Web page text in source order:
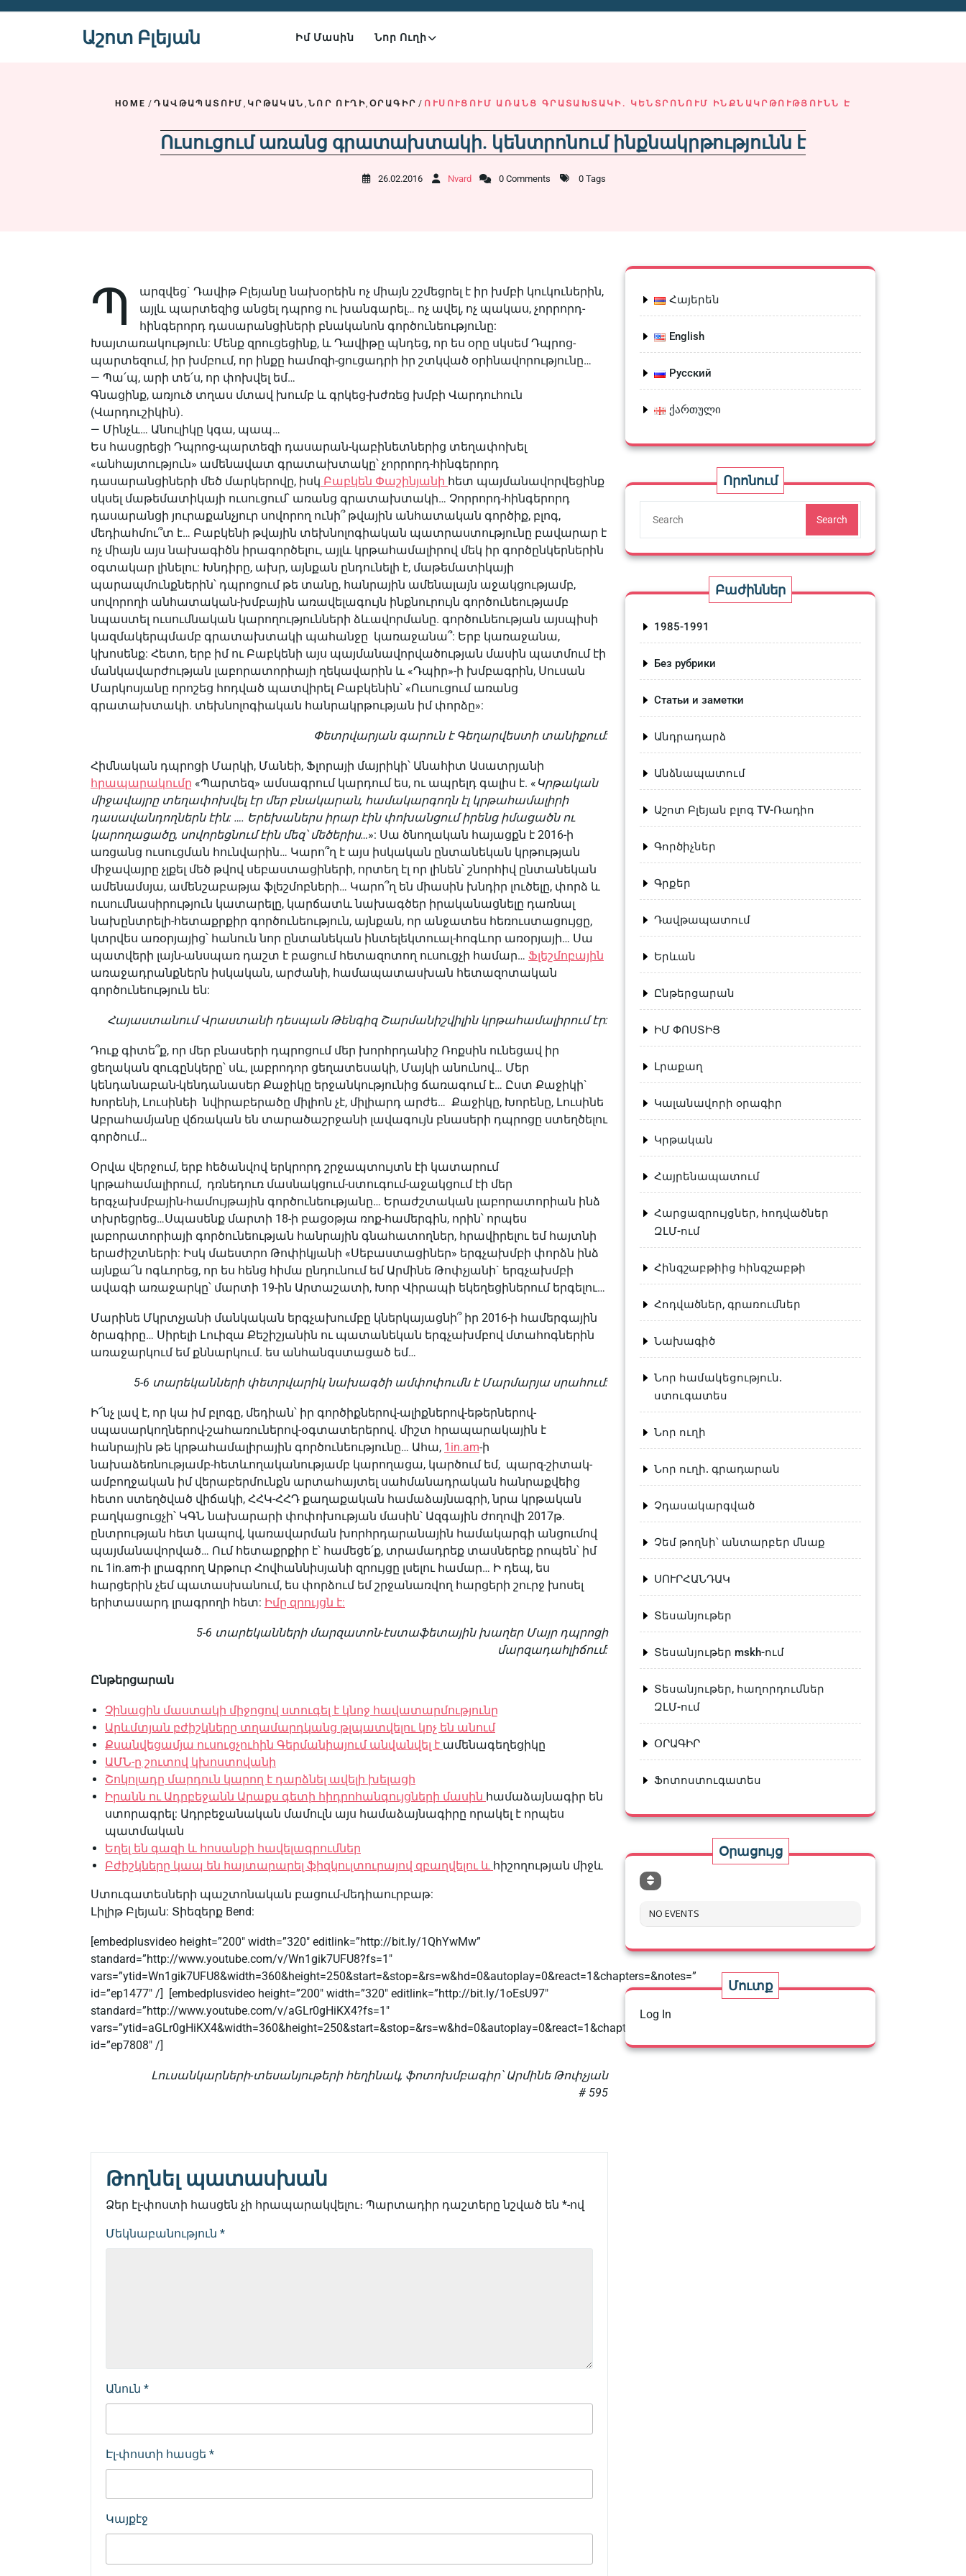
Աշոտ Բլեյան Իմ Մասին Նոր Ուղի
HOME /ԴԱՎԹԱՊԱՏՈՒՄ , ԿՐԹԱԿԱՆ , ՆՈՐ ՈՒՂԻ, ՕՐԱԳԻՐ / ՈՒՍՈՒՑՈՒՄ ԱՌԱՆՑ ԳՐԱՏԱԽՏԱԿԻ. ԿԵՆՏՐՈՆՈՒՄ ԻՆՔՆԱԿՐԹՈՒԹՅՈՒՆՆ Է
Ուսուցում առանց գրատախտակի. կենտրոնում ինքնակրթությունն է
26.02.2016 Nvard 0 Comments 0 Tags
Պ
արզվեց` Դավիթ Բլեյանը նախօրեին ոչ միայն շշմեցրել է իր խմբի կուկուներին,
այլև պարտեզից անցել դպրոց ու խանգարել… ոչ ավել, ոչ պակաս, չորրորդ-
հինգերորդ դասարանցիների բնականոն գործունեությունը:
Խայտառակություն: Մենք զրուցեցինք, և Դավիթը պնդեց, որ ես օրը սկսեմ Դպրոց-
պարտեզում, իր խմբում, որ ինքը համոզի-ցուցադրի իր շտկված օրինավորությունը…
— Պա՛պ, արի տե՛ս, որ փոխվել եմ…
Գնացինք, առյուծ տղաս մտավ խումբ և գրկեց-խժռեց խմբի Վարդուհուն
(Վարդուշիկին).
— Մինչև… Անուլիկը կգա, պապ…
Ես հասցրեցի Դպրոց-պարտեզի դասարան-կաբինետներից տեղափոխել
«անհայտություն» ամենավատ գրատախտակը՝ չորրորդ-հինգերորդ
դասարանցիների մեծ մարկերովը, իսկ Բաբկեն Փաշինյանի հետ պայմանավորվեցինք
սկսել մաթեմատիկայի ուսուցում՝ առանց գրատախտակի… Չորրորդ-հինգերորդ
դասարանցի յուրաքանչյուր սովորող ունի՞ թվային անհատական գործիք, բլոգ,
մեդիահմու՞տ է… Բաբկենի թվային տեխնոլոգիական պատրաստությունը բավարար է
ոչ միայն այս նախագիծն իրագործելու, այլև կրթահամալիրով մեկ իր գործընկերներին
օգտակար լինելու: Խնդիրը, ախր, այնքան ընդունելի է, մաթեմատիկայի
պարապմունքներին՝ դպրոցում թե տանը, հանրային ամենալայն աջակցությամբ,
սովորողի անհատական-խմբային առավելագույն ինքնուրույն գործունեությամբ
նպաստել ուսումնական կարողությունների ձևավորմանը. գործունեության այսպիսի
կազմակերպմամբ գրատախտակի պահանջը կառաջանա՞: Երբ կառաջանա,
կխոսենք: Հետո, երբ իմ ու Բաբկենի այս պայմանավորվածության մասին պատմում էի
մանկավարժության լաբորատորիայի ղեկավարին և «Դպիր»-ի խմբագրին, Սուսան
Մարկոսյանը որոշեց հոդված պատվիրել Բաբկենին՝ «Ուսուցում առանց
գրատախտակի. տեխնոլոգիական հանրակրթության իմ փորձը»:
Փետրվարյան գարուն է Գեղարվեստի տանիքում:
Հիմնական դպրոցի Մարկի, Մանեի, Ֆլորայի մայրիկի՝ Անահիտ Ասատրյանի
հրապարակումը «Պարտեզ» ամսագրում կարդում ես, ու ապրելդ գալիս է. « Կրթական
միջավայրը տեղափոխվել էր մեր բնակարան, համակարգողն էլ կրթահամալիրի
դասավանդողներն էին: …. Երեխաներս իրար էին փոխանցում իրենց իմացածն ու
կարողացածը, սովորեցնում էին մեզ՝ մեծերիս…»: Սա ծնողական հայացքն է 2016-ի
առցանց ուսուցման հունվարին… Կարո՞ղ է այս իսկական ընտանեկան կրթության
միջավայրը չլքել մեծ թվով սեբաստացիների, որտեղ էլ որ լինեն՝ շնորհիվ ընտանեկան
ամենամսյա, ամենշաբաթյա ֆլեշմոբների… Կարո՞ղ են միասին խնդիր լուծելը, փորձ և
ուսումնասիրություն կատարելը, կարճատև նախագծեր իրականացնելը դառնալ
նախընտրելի-հետաքրքիր գործունեություն, այնքան, որ անջատես հեռուստացույցը,
կտրվես առօրյայից՝ հանուն նոր ընտանեկան ինտելեկտուալ-հոգևոր առօրյայի… Սա
պատվերի լայն-անսպառ դաշտ է բացում հետազոտող ուսուցչի համար… Ֆլեշմոբային
առաջադրանքներն իսկական, արժանի, համապատասխան հետազոտական
գործունեություն են:
Հայաստանում Վրաստանի դեսպան Թենգիզ Շարմանիշվիլին կրթահամալիրում էր:
Դուք գիտե՞ք, որ մեր բնասերի դպրոցում մեր խորհրդանիշ Ռոքսին ունեցավ իր
ցեղական զուգընկերը՝ սև, լաբրոդոր ցեղատեսակի, Մայկի անունով… Մեր
կենդանաբան-կենդանասեր Քաջիկը երջանկությունից ճառագում է… Ըստ Քաջիկի`
Խորենի, Լուսինեի նվիրաբերածը միլիոն չէ, միլիարդ արժե… Քաջիկը, Խորենը, Լուսինե
Աբրահամյանը վճռական են տարածաշրջանի լավագույն բնասերի դպրոցը ստեղծելու
գործում…
Օրվա վերջում, երբ հեծանվով երկրորդ շրջապտույտն էի կատարում
կրթահամալիրում, դռնեդուռ մասնակցում-ստուգում-աջակցում էի մեր
երգչախմբային-համույթային գործունեությանը… Երաժշտական լաբորատորիան ինձ
տխրեցրեց…Սպասենք մարտի 18-ի բացօթյա ռոք-համերգին, որին՝ որպես
լաբորատորիայի գործունեության հանրային գնահատողներ, հրավիրելու եմ հայտնի
երաժիշտների: Իսկ մաեստրո Թոփիկյանի «Սեբաստացիներ» երգչախմբի փորձն ինձ
այնքա՜ն ոգևորեց, որ ես հենց հիմա ընդունում եմ Արմինե Թոփչյանի` երգչախմբի
ավագի առաջարկը՝ մարտի 19-ին Արտաշատի, Խոր Վիրապի եկեղեցիներում երգելու…
Մարինե Մկրտչյանի մանկական երգչախումբը կներկայացնի՞ իր 2016-ի համերգային
ծրագիրը… Սիրելի Լուիզա Քեշիշյանին ու պատանեկան երգչախմբով մտահոգներին
առաջարկում եմ քննարկում. ես անհանգստացած եմ…
5-6 տարեկանների փետրվարիկ նախագծի ամփոփումն է Մարմարյա սրահում:
Ի՜նչ լավ է, որ կա իմ բլոգը, մեդիան՝ իր գործիքներով-ալիքներով-եթերներով-
սպասարկողներով-շահառուներով-օգտատերերով. միշտ հրապարակային է
հանրային թե կրթահամալիրային գործունեությունը… Ահա, 1in.am-ի
նախաձեռնությամբ-հետևողականությամբ կարողացա, կարծում եմ, պարզ-շիտակ-
ամբողջական իմ վերաբերմունքն արտահայտել սահմանադրական հանրաքվեից
հետո ստեղծված վիճակի, ՀՀԿ-ՀՀԴ քաղաքական համաձայնագրի, նրա կրթական
բաղկացուցչի՝ ԿԳՆ նախարարի փոփոխության մասին՝ Ազգային ժողովի 2017թ.
ընտրության հետ կապով, կառավարման խորհրդարանային համակարգի անցումով
պայմանավորված… Ում հետաքրքիր է՝ համեցե՛ք, տրամադրեք տասներեք րոպեն՝ իմ
ու 1in.am-ի լրագրող Արթուր Հովհաննիսյանի զրույցը լսելու համար… Ի դեպ, ես
հարցերին չեմ պատասխանում, ես փորձում եմ շրջանառվող հարցերի շուրջ խոսել
երիտասարդ լրագրողի հետ: Իմը զրույցն է:
5-6 տարեկանների մարզատոն-էստաֆետային խաղեր Մայր դպրոցի
մարզադահլիճում:
Ընթերցարան
Չինացին մաստակի միջոցով ստուգել է կնոջ հավատարմությունը
Արևմտյան բժիշկները տղամարդկանց թլպատվելու կոչ են անում
Քսանվեցամյա ուսուցչուհին Գերմանիայում անվանվել է ամենագեղեցիկը
ԱՄՆ-ը շուտով կխոստովանի
Շոկոլադը մարդուն կարող է դարձնել ավելի խելացի
Իրանն ու Ադրբեջանն Արաքս գետի հիդրոհանգույցների մասին համաձայնագիր են
ստորագրել: Ադրբեջանական մամուլն այս համաձայնագիրը որակել է որպես
պատմական
Եղել են գազի և հոսանքի հավելագրումներ
Բժիշկները կապ են հայտարարել ֆիզկուլտուրայով զբաղվելու և հիշողության միջև
Ստուգատեսների պաշտոնական բացում-մեդիաուրբաթ:
Լիլիթ Բլեյան: Տիեզերք Bend:
[embedplusvideo height=”200″ width=”320″ editlink=”http://bit.ly/1QhYwMw”
standard=”http://www.youtube.com/v/Wn1gik7UFU8?fs=1″
vars=”ytid=Wn1gik7UFU8&width=360&height=250&start=&stop=&rs=w&hd=0&autoplay=0&react=1&chapters=&notes=”
id=”ep1477″ /] [embedplusvideo height=”200″ width=”320″ editlink=”http://bit.ly/1oEsU97″
standard=”http://www.youtube.com/v/aGLr0gHiKX4?fs=1″
vars=”ytid=aGLr0gHiKX4&width=360&height=250&start=&stop=&rs=w&hd=0&autoplay=0&react=1&chapters=&notes=”
id=”ep7808″ /]
Լուսանկարների-տեսանյութերի հեղինակ, ֆոտոխմբագիր՝ Արմինե Թոփչյան
# 595
Թողնել պատասխան
Ձեր էլ-փոստի հասցեն չի հրապարակվելու։ Պարտադիր դաշտերը նշված են *-ով
Մեկնաբանություն *
Անուն *
Էլ-փոստի հասցե *
Կայքէջ
Հայերեն
English
Русский
ქართული
Որոնում
Search
Բաժիններ
1985-1991
Без рубрики
Статьи и заметки
Անդրադարձ
Անձնապատում
Աշոտ Բլեյան բլոգ TV-Ռադիո
Գործիչներ
Գրքեր
Դավթապատում
Երևան
Ընթերցարան
ԻՄ ՓՈՍՏԻՑ
Լրաքաղ
Կալանավորի օրագիր
Կրթական
Հայրենապատում
Հարցազրույցներ, հոդվածներ
ԶԼՄ-ում
Հինգշաբթիից հինգշաբթի
Հոդվածներ, գրառումներ
Նախագիծ
Նոր համակեցություն.
ստուգատես
Նոր ուղի
Նոր ուղի. գրադարան
Չդասակարգված
Չեմ թողնի՝ անտարբեր մնաք
ՍՈՒՐՀԱՆԴԱԿ
Տեսանյութեր
Տեսանյութեր mskh-ում
Տեսանյութեր, հաղորդումներ
ԶԼՄ-ում
ՕՐԱԳԻՐ
Ֆոտոստուգատես
Օրացույց
NO EVENTS
Մուտք
Log In